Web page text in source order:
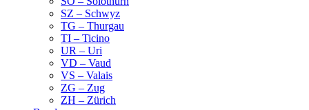
SZ – Schwyz
TG – Thurgau
TI – Ticino
UR – Uri
VD – Vaud
VS – Valais
ZG – Zug
ZH – Zürich